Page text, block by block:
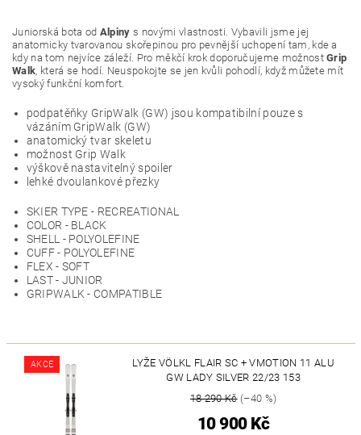
Juniorská bota od Alpiny s novými vlastnosti. Vybavili jsme jej
anatomicky tvarovanou skořepinou pro pevnější uchopení tam, kde a
kdy na tom nejvíce záleží. Pro měkčí krok doporučujeme možnostGrip
Walk, která se hodí. Neuspokojte se jen kvůli pohodlí, když můžete mít
vysoký funkční komfort.
podpatěňky GripWalk (GW) jsou kompatibilní pouze s
vázáním GripWalk (GW)
anatomický tvar skeletu
možnost Grip Walk
výškově nastavitelný spoiler
lehké dvoulankové přezky
SKIER TYPE - RECREATIONAL
COLOR - BLACK
SHELL - POLYOLEFINE
CUFF - POLYOLEFINE
FLEX - SOFT
LAST - JUNIOR
GRIPWALK - COMPATIBLE
AKCE
LYŽE VÖLKL FLAIR SC + VMOTION 11 ALU
GW LADY SILVER 22/23 153
18 290 Kč(–40 %)
10 900 Kč